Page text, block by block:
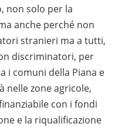
non solo per la
anche perché non
stranieri ma a tutti,
discriminatori, per
i comuni della Piana e
nelle zone agricole,
con i fondi
e la riqualificazione